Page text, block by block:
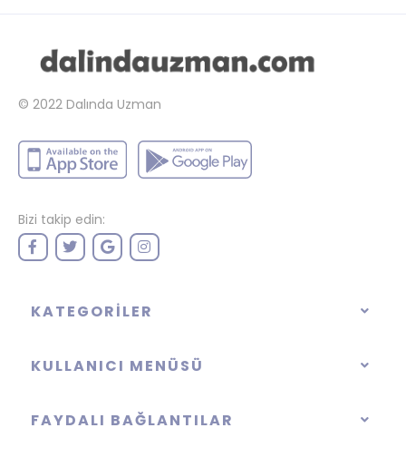
© 2022 Dalında Uzman
Bizi takip edin:
KATEGORILER
KULLANICI MENÜSÜ
FAYDALI BAĞLANTILAR